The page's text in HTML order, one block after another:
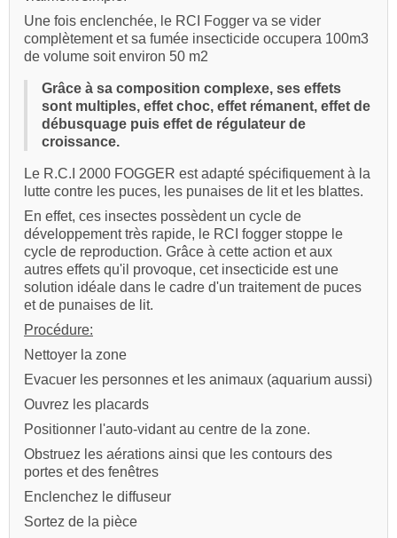
Une fois enclenchée, le RCI Fogger va se vider
complètement et sa fumée insecticide occupera 100m3
de volume soit environ 50 m2
Grâce à sa composition complexe, ses effets
sont multiples, effet choc, effet rémanent, effet de
débusquage puis effet de régulateur de
croissance.
Le R.C.I 2000 FOGGER est adapté spécifiquement à la
lutte contre les puces, les punaises de lit et les blattes.
En effet, ces insectes possèdent un cycle de
développement très rapide, le RCI fogger stoppe le
cycle de reproduction. Grâce à cette action et aux
autres effets qu'il provoque, cet insecticide est une
solution idéale dans le cadre d'un traitement de puces
et de punaises de lit.
Procédure:
Nettoyer la zone
Evacuer les personnes et les animaux (aquarium aussi)
Ouvrez les placards
Positionner l'auto-vidant au centre de la zone.
Obstruez les aérations ainsi que les contours des
portes et des fenêtres
Enclenchez le diffuseur
Sortez de la pièce